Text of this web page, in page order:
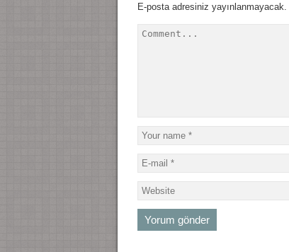
E-posta adresiniz yayınlanmayacak.